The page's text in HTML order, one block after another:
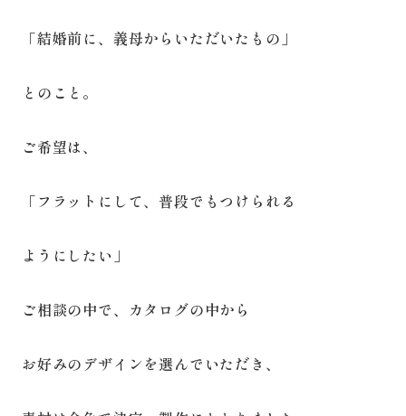
「結婚前に、義母からいただいたもの」
とのこと。
ご希望は、
「フラットにして、普段でもつけられる
ようにしたい」
ご相談の中で、カタログの中から
お好みのデザインを選んでいただき、